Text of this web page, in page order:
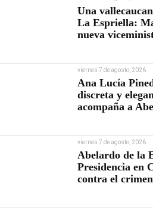
Una
La Espriella:
nueva
viernes 7 de agosto, 2026
Ana Lucía
discreta y
acompaña a
viernes 7 de agosto, 2026
Abelardo de la
Presidencia en
contra el